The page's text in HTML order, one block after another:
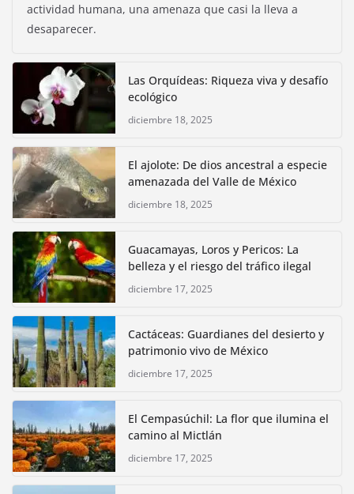
actividad humana, una amenaza que casi la lleva a
desaparecer.
Las Orquídeas: Riqueza viva y desafío
ecológico
diciembre 18, 2025
El ajolote: De dios ancestral a especie
amenazada del Valle de México
diciembre 18, 2025
Guacamayas, Loros y Pericos: La
belleza y el riesgo del tráfico ilegal
diciembre 17, 2025
Cactáceas: Guardianes del desierto y
patrimonio vivo de México
diciembre 17, 2025
El Cempasúchil: La flor que ilumina el
camino al Mictlán
diciembre 17, 2025